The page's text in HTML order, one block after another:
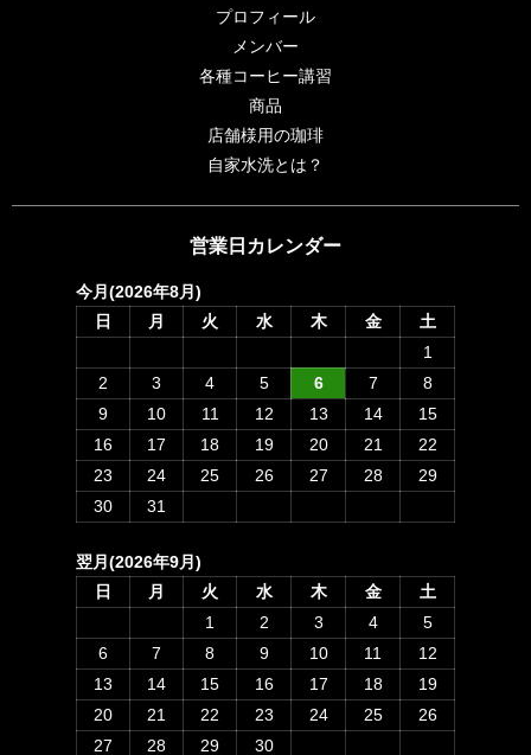
プロフィール
メンバー
各種コーヒー講習
商品
店舗様用の珈琲
自家水洗とは？
営業日カレンダー
今月(2026年8月)
日
月 火 水 木 金
土
1
2
3 4 5 6 7
8
9
10 11 12 13 14
15
16
17 18 19 20 21
22
23
24 25 26 27 28
29
30
31
翌月(2026年9月)
日
月 火 水 木 金
土
1
2 3 4
5
6
7 8 9 10 11
12
13
14 15 16 17 18
19
20
21 22 23 24 25
26
27
28 29 30